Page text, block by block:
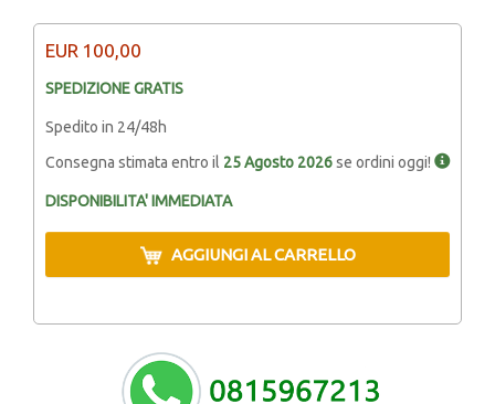
EUR 100,00
SPEDIZIONE GRATIS
Spedito in 24/48h
Consegna stimata entro il 25 Agosto 2026se ordini oggi!
DISPONIBILITA' IMMEDIATA
AGGIUNGI AL CARRELLO